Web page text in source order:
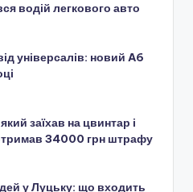
водій легкового авто
універсалів: новий A6
заїхав на цвинтар і
34000 грн штрафу
у Луцьку: що входить